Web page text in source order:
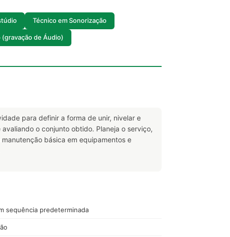
Técnico em Sonorização
de Áudio)
para definir a forma de unir, nivelar e
o conjunto obtido. Planeja o serviço,
básica em equipamentos e
sequência predeterminada